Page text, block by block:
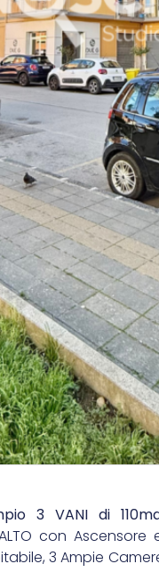
3 VANI di
con Ascensore
3 Ampie